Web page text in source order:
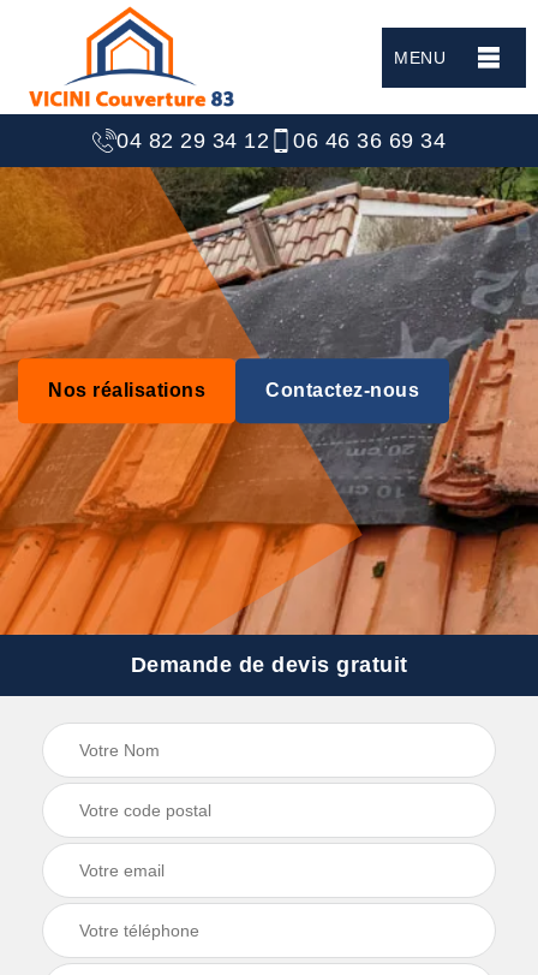
MENU
04 82 29 34 12 06 46 36 69 34
Nos réalisations Contactez-nous
Demande de devis gratuit